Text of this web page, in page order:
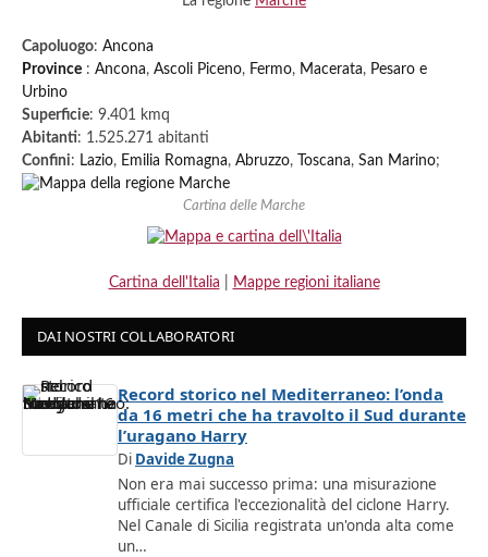
Capoluogo: Ancona
Province : Ancona, Ascoli Piceno, Fermo, Macerata, Pesaro e
Urbino
Superficie: 9.401 kmq
Abitanti: 1.525.271 abitanti
Confini: Lazio, Emilia Romagna, Abruzzo, Toscana, San Marino;
Cartina delle Marche
Cartina dell'Italia Mappe regioni italiane
DAI NOSTRI COLLABORATORI
Record storico nel Mediterraneo: l’onda
da 16 metri che ha travolto il Sud durante
l’uragano Harry
Di Davide Zugna
Non era mai successo prima: una misurazione
ufficiale certifica l'eccezionalità del ciclone Harry.
Nel Canale di Sicilia registrata un'onda alta come
un…